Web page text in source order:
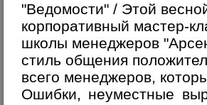
"Ведомости" / Этой
корпоративный мастер-
школы менеджеров
стиль общения
всего менеджеров,
Ошибки, неуместные